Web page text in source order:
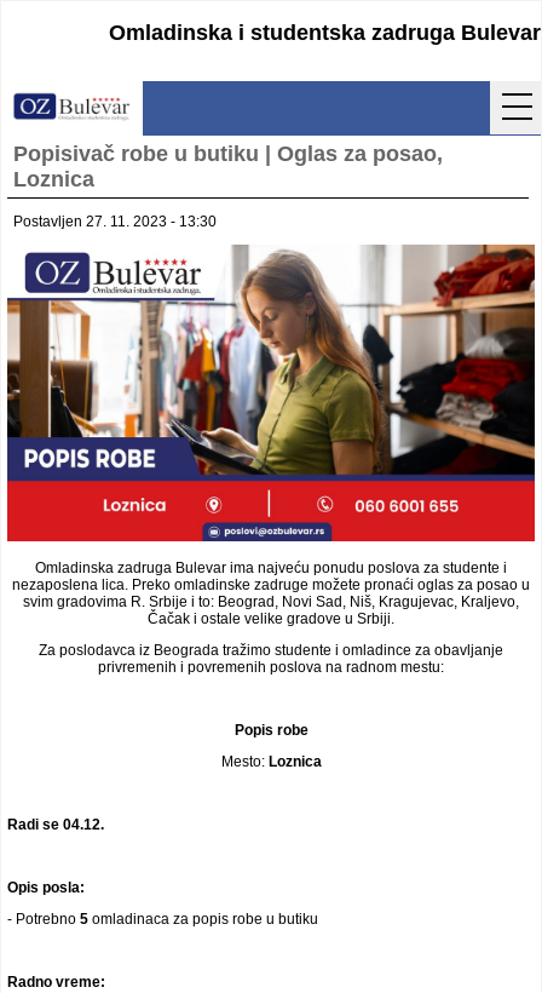
Omladinska i studentska zadruga Bulevar
Početna
Uputstva
Cenovnik
Kontakt
Lokacija
Pristupanje
Obrasci
Video oglasi
Popisivač robe u butiku | Oglas za posao,
Loznica
Postavljen 27. 11. 2023 - 13:30
Omladinska zadruga Bulevar ima najveću ponudu poslova za studente i
nezaposlena lica. Preko omladinske zadruge možete pronaći oglas za posao u
svim gradovima R. Srbije i to: Beograd, Novi Sad, Niš, Kragujevac, Kraljevo,
Čačak i ostale velike gradove u Srbiji.
Za poslodavca iz Beograda tražimo studente i omladince za obavljanje
privremenih i povremenih poslova na radnom mestu:
Popis robe
Mesto: Loznica
Radi se 04.12.
Opis posla:
- Potrebno 5 omladinaca za popis robe u butiku
Radno vreme: